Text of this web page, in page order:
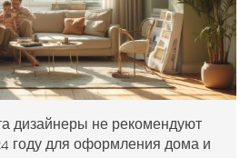
дизайнеры не рекомендуют
году для оформления дома и